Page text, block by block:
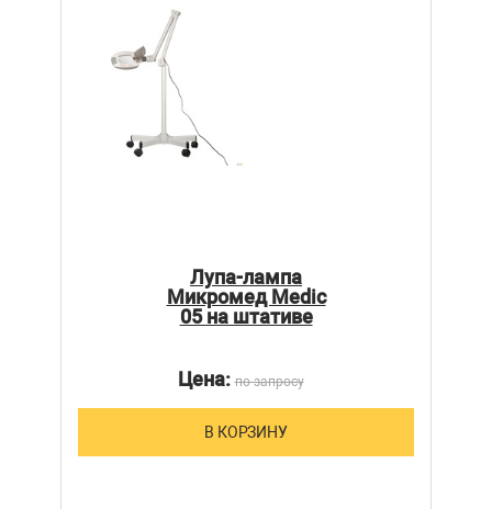
Лупа-лампа
Микромед Medic
05 на штативе
Цена:по запросу
В КОРЗИНУ